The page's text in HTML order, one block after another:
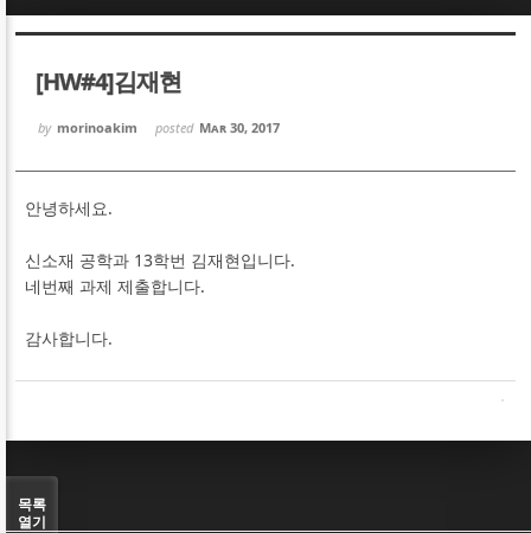
[HW#4]김재현
by morinoakim posted Mar 30, 2017
안녕하세요.
신소재 공학과 13학번 김재현입니다.
네번째 과제 제출합니다.
감사합니다.
목록
열기
Sketchbook5, 스케치북5
Sketchbook5, 스케치북5
Sketchbook5, 스케치북5
Sketchbook5, 스케치북5